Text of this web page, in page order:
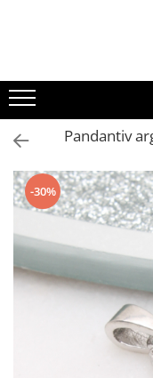
CERCEI ARGINT
BRATARI ARGINT
COLIERE ARGINT
LANTISOARE ARGINT
CRUCIULITE SI
PANDANTIVE ARGINT
BROSE ARGINT
VERIGHETE ARGINT
BIJUTERII ARGINT
BIJUTERII ARGINT
Pandantiv
-30%